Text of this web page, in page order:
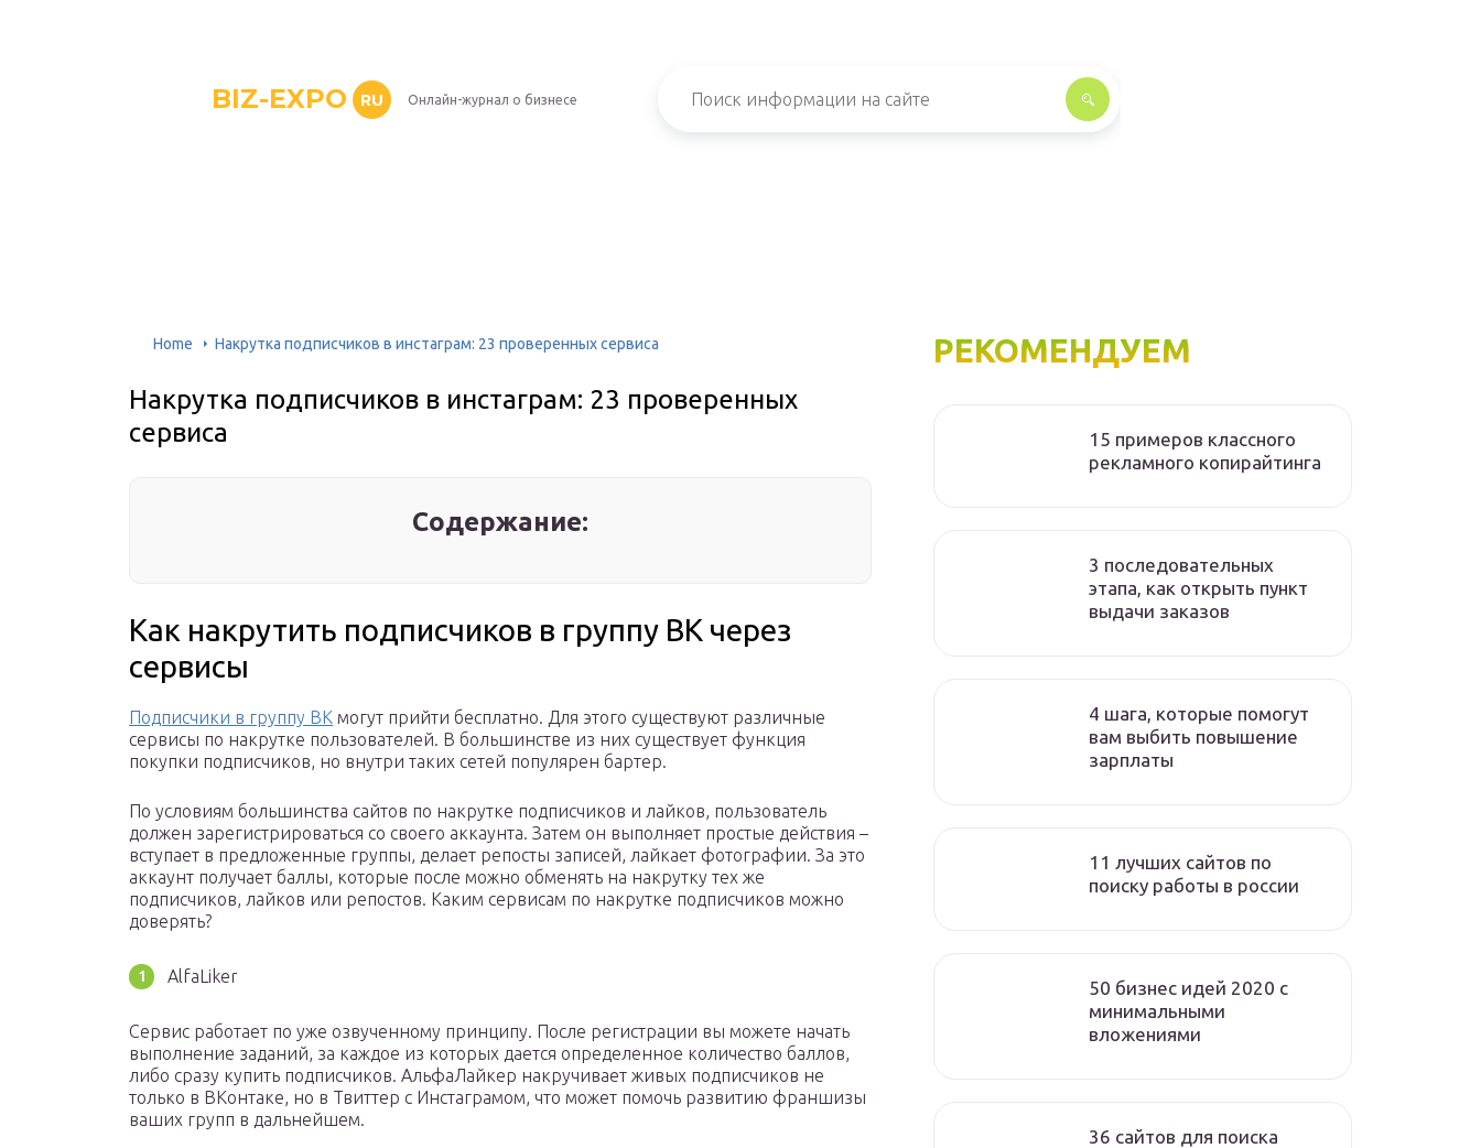
BIZ-EXPO RU Онлайн-журнал о бизнесе
Home Накрутка подписчиков в инстаграм: 23 проверенных сервиса
Накрутка подписчиков в инстаграм: 23 проверенных
сервиса
Содержание:
Как накрутить подписчиков в группу ВК через
сервисы
Подписчики в группу ВК могут прийти бесплатно. Для этого существуют различные
сервисы по накрутке пользователей. В большинстве из них существует функция
покупки подписчиков, но внутри таких сетей популярен бартер.
По условиям большинства сайтов по накрутке подписчиков и лайков, пользователь
должен зарегистрироваться со своего аккаунта. Затем он выполняет простые действия –
вступает в предложенные группы, делает репосты записей, лайкает фотографии. За это
аккаунт получает баллы, которые после можно обменять на накрутку тех же
подписчиков, лайков или репостов. Каким сервисам по накрутке подписчиков можно
доверять?
AlfaLiker
Сервис работает по уже озвученному принципу. После регистрации вы можете начать
выполнение заданий, за каждое из которых дается определенное количество баллов,
либо сразу купить подписчиков. АльфаЛайкер накручивает живых подписчиков не
только в ВКонтаке, но в Твиттер с Инстаграмом, что может помочь развитию франшизы
ваших групп в дальнейшем.
РЕКОМЕНДУЕМ
15 примеров классного
рекламного копирайтинга
3 последовательных
этапа, как открыть пункт
выдачи заказов
4 шага, которые помогут
вам выбить повышение
зарплаты
11 лучших сайтов по
поиску работы в россии
50 бизнес идей 2020 с
минимальными
вложениями
36 сайтов для поиска